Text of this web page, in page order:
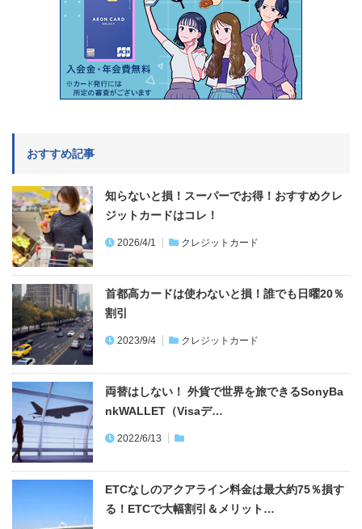
おすすめ記事
知らないと損！スーパーでお得！おすすめクレ
ジットカードはコレ！
2026/4/1 クレジットカード
首都高カードは使わないと損！誰でも日曜20％
割引
2023/9/4 クレジットカード
両替はしない！ 外貨で世界を旅できるSonyBa
nkWALLET（Visaデ…
2022/6/13
ETCなしのアクアライン料金は最大約75％損す
る！ETCで大幅割引＆メリット…